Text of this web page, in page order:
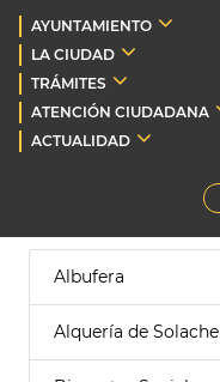
AYUNTAMIENTO
LA CIUDAD
TRÁMITES
ATENCIÓN CIUDADANA
ACTUALIDAD
Albufera
Alquería de Solache